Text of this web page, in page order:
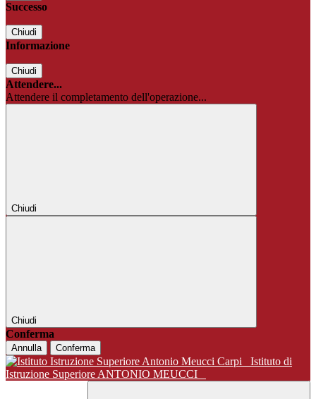
Successo
Chiudi
Informazione
Chiudi
Attendere...
Attendere il completamento dell'operazione...
Chiudi
Chiudi
Conferma
Annulla Conferma
Istituto di
Istruzione Superiore ANTONIO MEUCCI